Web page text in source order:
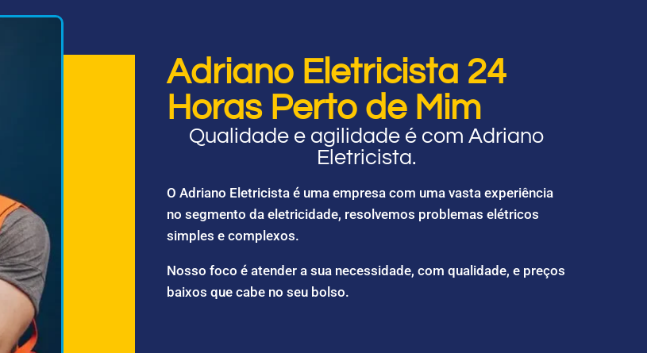
Adriano Eletricista 24
Horas Perto de Mim
Qualidade e agilidade é com Adriano
Eletricista.
O Adriano Eletricista é uma empresa com uma vasta experiência
no segmento da eletricidade, resolvemos problemas elétricos
simples e complexos.
Nosso foco é atender a sua necessidade, com qualidade, e preços
baixos que cabe no seu bolso.